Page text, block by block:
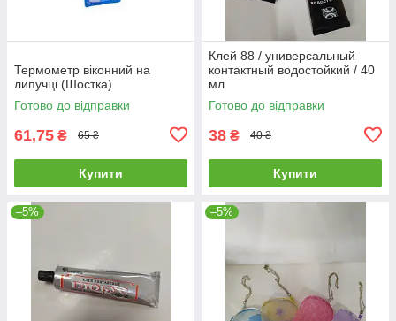
Термометр віконний на
липучці (Шостка)
Готово до відправки
61,75 ₴ 65 ₴
Купити
Клей 88 / универсальный
контактный водостойкий / 40
мл
Готово до відправки
38 ₴ 40 ₴
Купити
–5% –5%